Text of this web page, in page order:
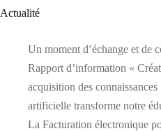
Actualité
Un moment d’échange et de
Rapport d’information «
acquisition des
artificielle transforme notre
La Facturation électronique